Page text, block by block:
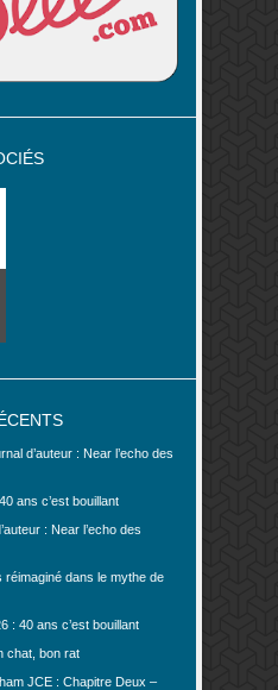
d’auteur : Near l’echo des
ans c’est bouillant
: Near l’echo des
réimaginé dans le mythe de
: 40 ans c’est bouillant
chat, bon rat
JCE : Chapitre Deux –